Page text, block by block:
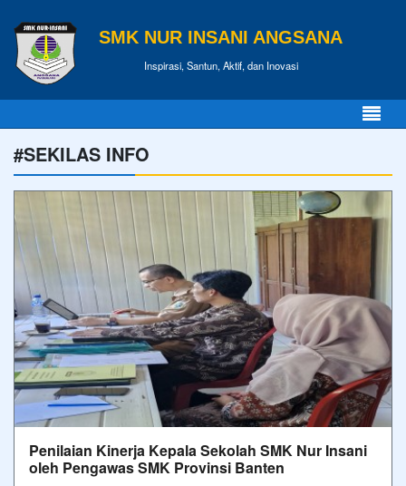
SMK NUR INSANI ANGSANA
Inspirasi, Santun, Aktif, dan Inovasi
#SEKILAS INFO
Penilaian Kinerja Kepala Sekolah SMK Nur Insani
oleh Pengawas SMK Provinsi Banten